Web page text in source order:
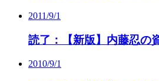
2011/9/1
読了：【新版】内藤忍の
2010/9/1